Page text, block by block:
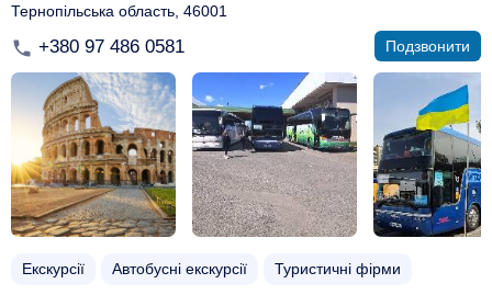
Тернопільська область, 46001
+380 97 486 0581 Подзвонити
Екскурсії Автобусні екскурсії Туристичні фірми